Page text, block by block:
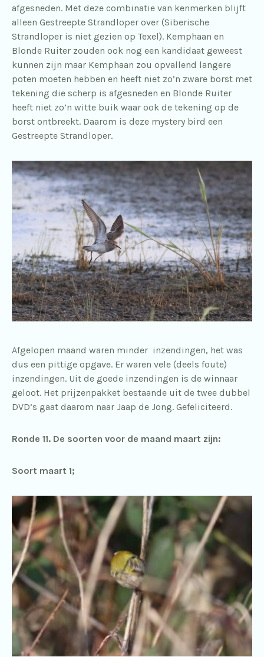
afgesneden. Met deze combinatie van kenmerken blijft
alleen Gestreepte Strandloper over (Siberische
Strandloper is niet gezien op Texel). Kemphaan en
Blonde Ruiter zouden ook nog een kandidaat geweest
kunnen zijn maar Kemphaan zou opvallend langere
poten moeten hebben en heeft niet zo’n zware borst met
tekening die scherp is afgesneden en Blonde Ruiter
heeft niet zo’n witte buik waar ook de tekening op de
borst ontbreekt. Daarom is deze mystery bird een
Gestreepte Strandloper.
Afgelopen maand waren minder inzendingen, het was
dus een pittige opgave. Er waren vele (deels foute)
inzendingen. Uit de goede inzendingen is de winnaar
geloot. Het prijzenpakket bestaande uit de twee dubbel
DVD’s gaat daarom naar Jaap de Jong. Gefeliciteerd.
Ronde 11. De soorten voor de maand maart zijn:
Soort maart 1;